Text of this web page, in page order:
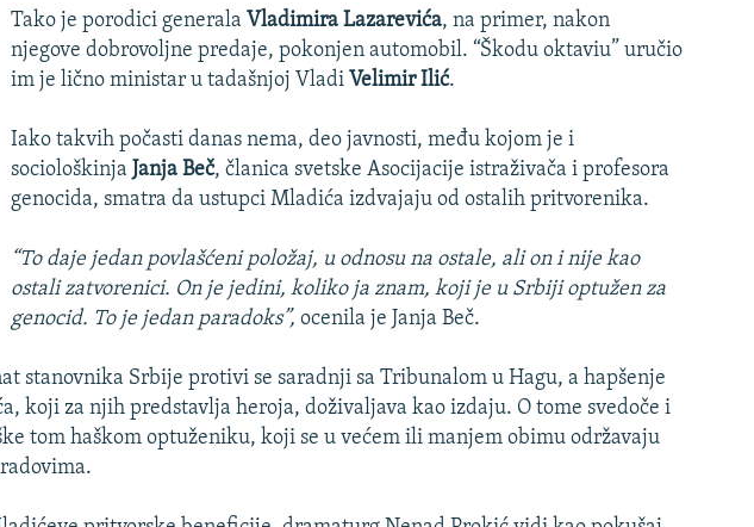
Tako je porodici generala Vladimira Lazarevića, na primer, nakon
njegove dobrovoljne predaje, pokonjen automobil. “Škodu oktaviu” uručio
im je lično ministar u tadašnjoj Vladi Velimir Ilić.
Iako takvih počasti danas nema, deo javnosti, među kojom je i
sociološkinja Janja Beč, članica svetske Asocijacije istraživača i profesora
genocida, smatra da ustupci Mladića izdvajaju od ostalih pritvorenika.
“To daje jedan povlašćeni položaj, u odnosu na ostale, ali on i nije kao
ostali zatvorenici. On je jedini, koliko ja znam, koji je u Srbiji optužen za
genocid. To je jedan paradoks”, ocenila je Janja Beč.
stanovnika Srbije protivi se saradnji sa Tribunalom u Hagu, a hapšenje
koji za njih predstavlja heroja, doživaljava kao izdaju. O tome svedoče i
tom haškom optuženiku, koji se u većem ili manjem obimu održavaju